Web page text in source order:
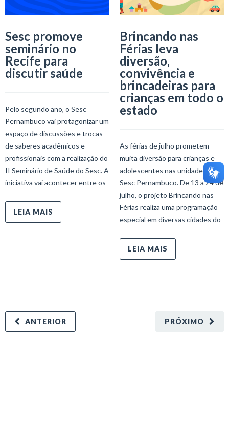
Sesc promove
seminário no
Recife para
discutir saúde
Pelo segundo ano, o Sesc
Pernambuco vai protagonizar um
espaço de discussões e trocas
de saberes acadêmicos e
profissionais com a realização do
II Seminário de Saúde do Sesc. A
iniciativa vai acontecer entre os
LEIA MAIS
Brincando nas
Férias leva
diversão,
convivência e
brincadeiras para
crianças em todo o
estado
As férias de julho prometem
muita diversão para crianças e
adolescentes nas unidades do
Sesc Pernambuco. De 13 a 24 de
julho, o projeto Brincando nas
Férias realiza uma programação
especial em diversas cidades do
LEIA MAIS
PRÓXIMO
ANTERIOR